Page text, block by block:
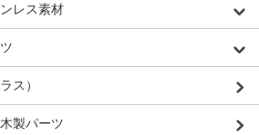
レス素材
ス）
製パーツ